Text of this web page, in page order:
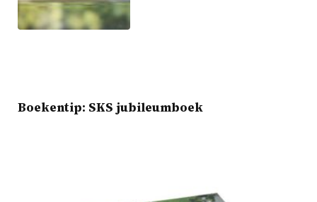
Boekentip: SKS jubileumboek